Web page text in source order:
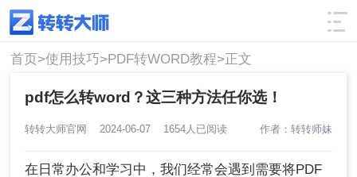
使用技巧 筛选
首页>使用技巧>PDF转WORD教程>正文
pdf怎么转word？这三种方法任你选！
转转大师官网 2024-06-07 1654人已阅读 作者：转转师妹
在日常办公和学习中，我们经常会遇到需要将PDF